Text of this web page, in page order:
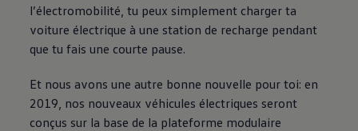
l’électromobilité, tu peux simplement charger ta
voiture électrique à une station de recharge pendant
que tu fais une courte pause.
Et nous avons une autre bonne nouvelle pour toi: en
2019, nos nouveaux véhicules électriques seront
conçus sur la base de la plateforme modulaire